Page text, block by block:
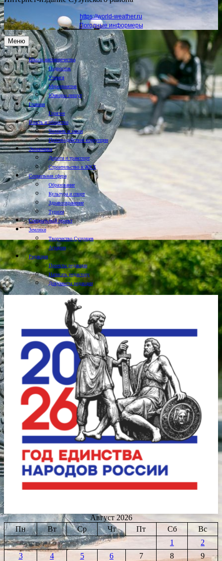
https://world-weather.ru
Погодные информеры
Меню
Школа наставничества
Подросток
Учимся
Мероприятия
Юнкоры пишут
Главная
Горячее
Власть и общество
Человек и закон
Противодействие коррупции
Экономика
Дороги и транспорт
Строительство и ЖКХ
Социальная сфера
Образование
Культура и спорт
Здравоохранение
Туризм
Специальный проект
Земляки
Творчество Сузунцев
Аграрии
Редакция
Проекты редакции
Написать редактору
Документы редакции
Август 2026
Пн
Вт Ср Чт Пт Сб
Вс
1
2
3
4 5 6 7 8
9